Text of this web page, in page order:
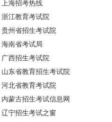
上海招考热线
浙江教育考试院
贵州省招生考试院
海南省考试局
广西招生考试院
山东省教育招生考试院
河北省教育考试院
内蒙古招生考试信息网
辽宁招生考试之窗